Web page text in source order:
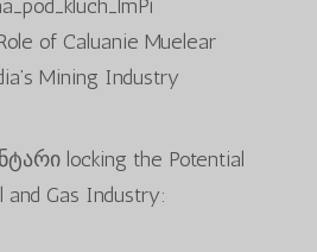
of Caluanie Muelear
Mining Industry
locking the Potential
and Gas Industry: